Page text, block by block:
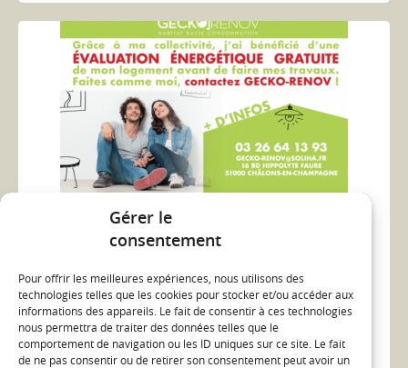
Gérer le
consentement
Pour offrir les meilleures expériences, nous utilisons des
technologies telles que les cookies pour stocker et/ou accéder aux
informations des appareils. Le fait de consentir à ces technologies
nous permettra de traiter des données telles que le
comportement de navigation ou les ID uniques sur ce site. Le fait
de ne pas consentir ou de retirer son consentement peut avoir un
Bénéficiez d’une évaluation
13/12/21
économies d'énergie gecko-renov
ACTUALITÉ